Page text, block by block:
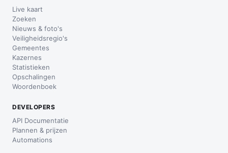
Live kaart
Zoeken
Nieuws & foto's
Veiligheidsregio's
Gemeentes
Kazernes
Statistieken
Opschalingen
Woordenboek
DEVELOPERS
API Documentatie
Plannen & prijzen
Automations